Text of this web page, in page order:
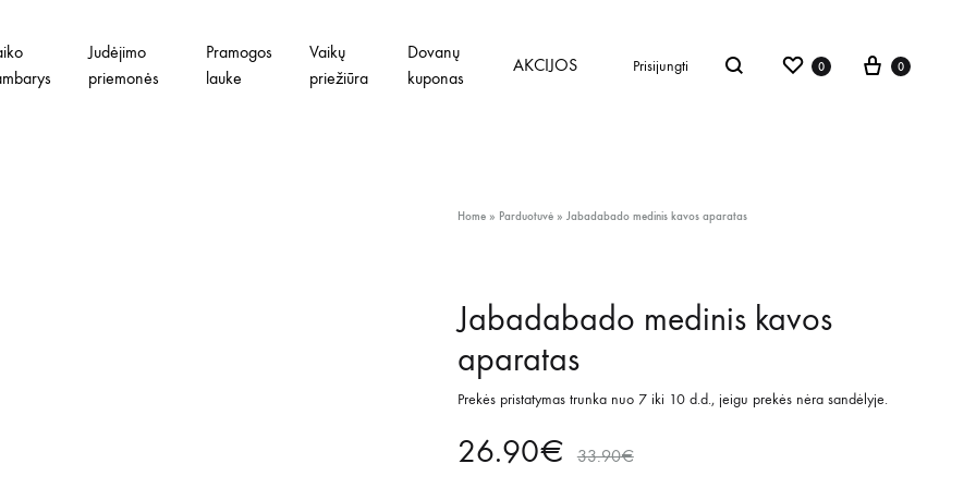
Judėjimo
priemonės
Pramogos
lauke
Vaikų
priežiūra
Dovanų
kuponas
AKCIJOS Prisijungti 0 0
Home» Parduotuvė» Jabadabado medinis kavos aparatas
Jabadabado medinis kavos
aparatas
Prekės pristatymas trunka nuo 7 iki 10 d.d., jeigu prekės nėra sandėlyje.
26.90€ 33.90€